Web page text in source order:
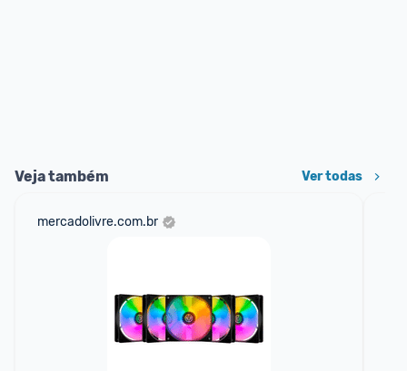
Veja também Ver todas
mercadolivre.com.br